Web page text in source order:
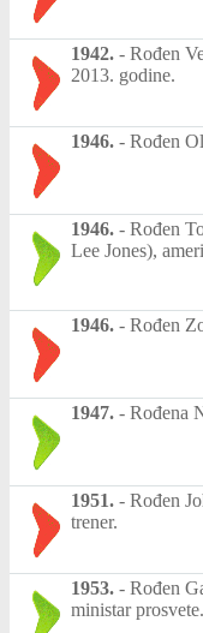
1942. - Rođen
2013. godine.
1946. - Rođen
1946. - Rođen
Lee Jones),
1946. - Rođen
1947. - Rođena
1951. - Rođen
trener.
1953. - Rođen
ministar prosvete.